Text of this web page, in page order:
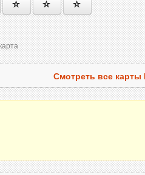
Смотреть все карты